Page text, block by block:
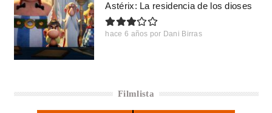
Astérix: La residencia de los dioses
hace 6 años por Dani Birras
Filmlista